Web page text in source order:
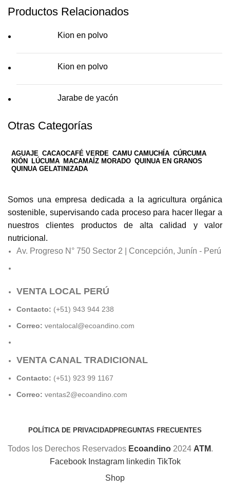
Productos Relacionados
Kion en polvo
Kion en polvo
Jarabe de yacón
Otras Categorías
AGUAJE CACAOCAFÉ VERDE CAMU CAMUCHÍA CÚRCUMA
KIÓN LÚCUMA MACAMAÍZ MORADO QUINUA EN GRANOS
QUINUA GELATINIZADA
Somos una empresa dedicada a la agricultura orgánica
sostenible, supervisando cada proceso para hacer llegar a
nuestros clientes productos de alta calidad y valor
nutricional.
Av. Progreso N° 750 Sector 2 | Concepción, Junín - Perú
VENTA LOCAL PERÚ
Contacto: (+51) 943 944 238
Correo: ventalocal@ecoandino.com
VENTA CANAL TRADICIONAL
Contacto: (+51) 923 99 1167
Correo: ventas2@ecoandino.com
POLÍTICA DE PRIVACIDADPREGUNTAS FRECUENTES
Todos los Derechos Reservados Ecoandino 2024 ATM.
Facebook Instagram linkedin TikTok
Shop